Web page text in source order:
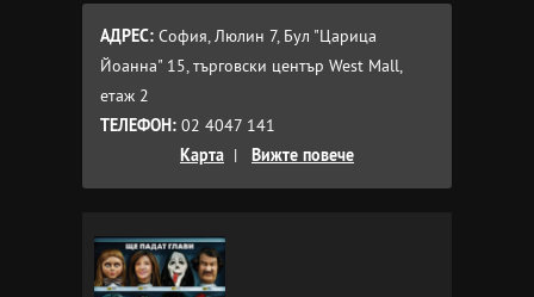
АДРЕС: София, Люлин 7, Бул "Царица
Йоанна" 15, търговски център West Mall,
етаж 2
ТЕЛЕФОН: 02 4047 141
Карта | Вижте повече